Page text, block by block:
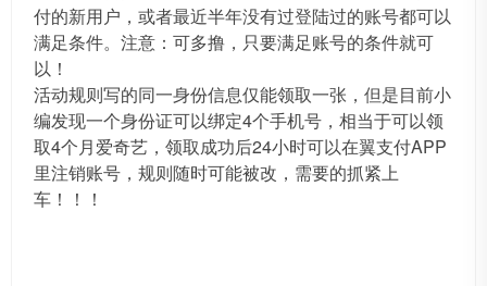
付的新用户，或者最近半年没有过登陆过的账号都可以
满足条件。注意：可多撸，只要满足账号的条件就可
以！
活动规则写的同一身份信息仅能领取一张，但是目前小
编发现一个身份证可以绑定4个手机号，相当于可以领
取4个月爱奇艺，领取成功后24小时可以在翼支付APP
里注销账号，规则随时可能被改，需要的抓紧上
车！！！